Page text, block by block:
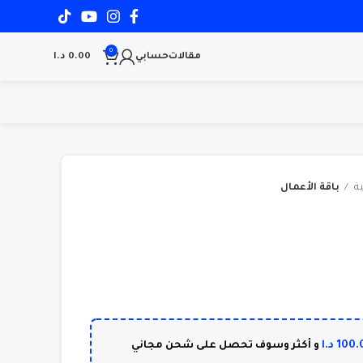
مقالاتحسابي
0
0.00 د.ا
باقة الأعمال
د.ا و أكثر وسوف تحصل على شحن مجاني